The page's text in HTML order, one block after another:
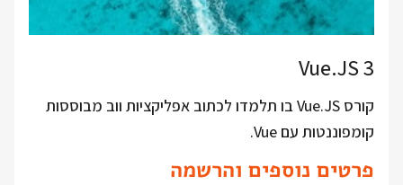
Vue.JS 3
קורס Vue.JS בו תלמדו לכתוב אפליקציות ווב מבוססות
קומפוננטות עם Vue.
פרטים נוספים והרשמה